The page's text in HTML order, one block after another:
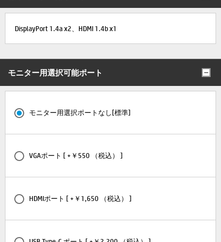
DisplayPort 1.4a x2、HDMI 1.4b x1
モニター用選択可能ポート
モニター用選択ポートなし[標準]
VGAポート [ +￥550 （税込） ]
HDMIポート [ +￥1,650 （税込） ]